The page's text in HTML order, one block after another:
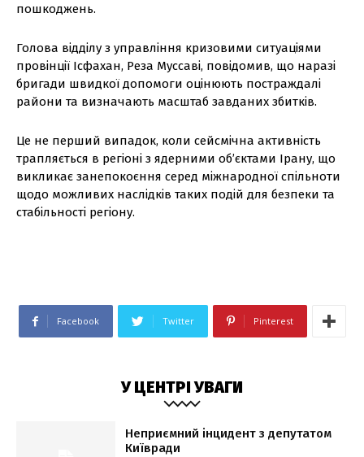
пошкоджень.
Голова відділу з управління кризовими ситуаціями
провінції Ісфахан, Реза Муссаві, повідомив, що наразі
бригади швидкої допомоги оцінюють постраждалі
райони та визначають масштаб завданих збитків.
Це не перший випадок, коли сейсмічна активність
трапляється в регіоні з ядерними об’єктами Ірану, що
викликає занепокоєння серед міжнародної спільноти
щодо можливих наслідків таких подій для безпеки та
стабільності регіону.
Facebook Twitter Pinterest
У ЦЕНТРІ УВАГИ
Неприємний інцидент з депутатом
Київради